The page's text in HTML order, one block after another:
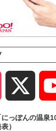
Instagram
っぽんの温泉
）